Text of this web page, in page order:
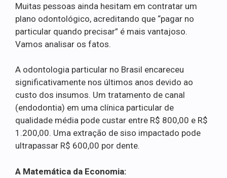
Muitas pessoas ainda hesitam em contratar um
plano odontológico, acreditando que “pagar no
particular quando precisar” é mais vantajoso.
Vamos analisar os fatos.
A odontologia particular no Brasil encareceu
significativamente nos últimos anos devido ao
custo dos insumos. Um tratamento de canal
(endodontia) em uma clínica particular de
qualidade média pode custar entre R$ 800,00 e R$
1.200,00. Uma extração de siso impactado pode
ultrapassar R$ 600,00 por dente.
A Matemática da Economia: